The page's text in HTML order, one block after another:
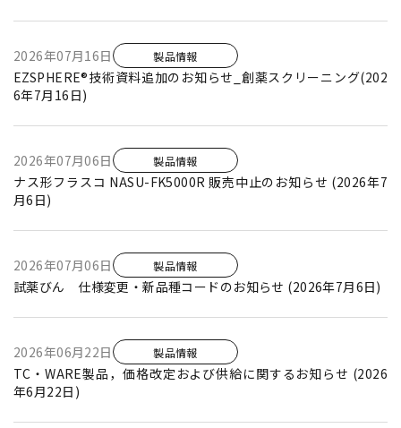
2026年07月16日 製品情報
EZSPHERE®技術資料追加のお知らせ_創薬スクリーニング(202
6年7月16日)
2026年07月06日 製品情報
ナス形フラスコ NASU-FK5000R 販売中止のお知らせ (2026年7
月6日)
2026年07月06日 製品情報
試薬びん 仕様変更・新品種コードのお知らせ (2026年7月6日)
2026年06月22日 製品情報
TC・WARE製品，価格改定および供給に関するお知らせ (2026
年6月22日)